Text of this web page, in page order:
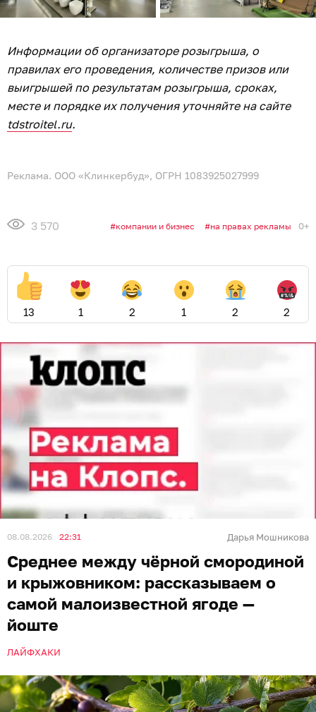
Информации об организаторе розыгрыша, о
правилах его проведения, количестве призов или
выигрышей по результатам розыгрыша, сроках,
месте и порядке их получения уточняйте на сайте
tdstroitel.ru.
Реклама. ООО «Клинкербуд», ОГРН 1083925027999
3 570 компании и бизнес на правах рекламы 0+
13 1 2 1 2 2
08.08.2026 22:31 Дарья Мошникова
Среднее между чёрной смородиной
и крыжовником: рассказываем о
самой малоизвестной ягоде —
йоште
ЛАЙФХАКИ